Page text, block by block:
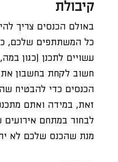
קיבולת
באולם הכנסים צריך
כל המשתתפים שלכם,
עשויים לתכנן (כגון
חשוב לקחת בחשבון
הכנסים כדי להבטיח
זאת, במידה ואתם
לבחור במתחם אירועים
מנת שהכנס שלכם לא